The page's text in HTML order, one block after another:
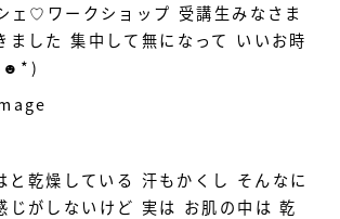
ェ♡ワークショップ 受講生みなさま
ました 集中して無になって いいお時
☻*)
と乾燥している 汗もかくし そんなに
じがしないけど 実は お肌の中は 乾